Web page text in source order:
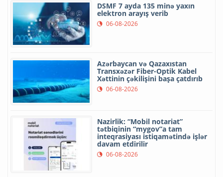
DSMF 7 ayda 135 minə yaxın
elektron arayış verib
06-08-2026
Azərbaycan və Qazaxıstan
Transxəzər Fiber-Optik Kabel
Xəttinin çəkilişini başa çatdırıb
06-08-2026
Nazirlik: “Mobil notariat”
tətbiqinin “mygov”a tam
inteqrasiyası istiqamətində işlər
davam etdirilir
06-08-2026